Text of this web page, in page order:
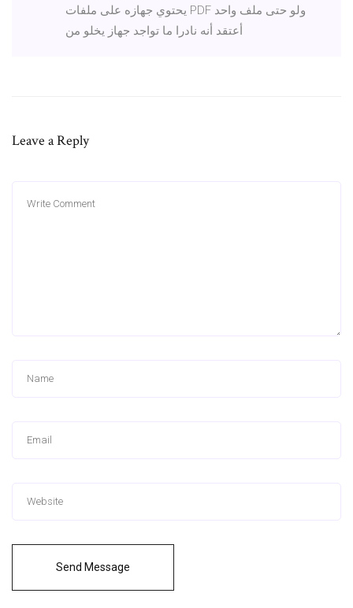
يحتوي جهازه على ملفات PDF ولو حتى ملف واحد
أعتقد أنه نادرا ما تواجد جهاز يخلو من
Leave a Reply
Send Message